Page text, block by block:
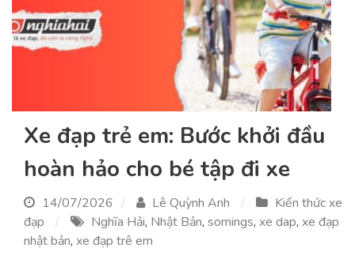
Xe đạp trẻ em: Bước khởi đầu
hoàn hảo cho bé tập đi xe
14/07/2026 Lê Quỳnh Anh
Kiến thức xe
đạp
Nghĩa Hải, Nhật Bản, somings, xe dap, xe đạp
nhật bản, xe đạp trê em